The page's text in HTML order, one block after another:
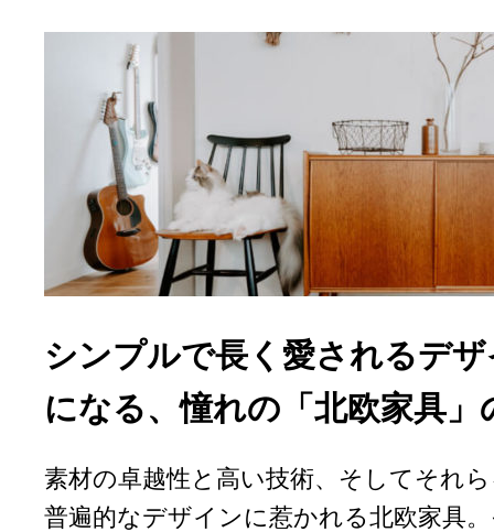
シンプルで長く愛されるデ
になる、憧れの「北欧家具」
素材の卓越性と高い技術、そしてそれ
普遍的なデザインに惹かれる北欧家具